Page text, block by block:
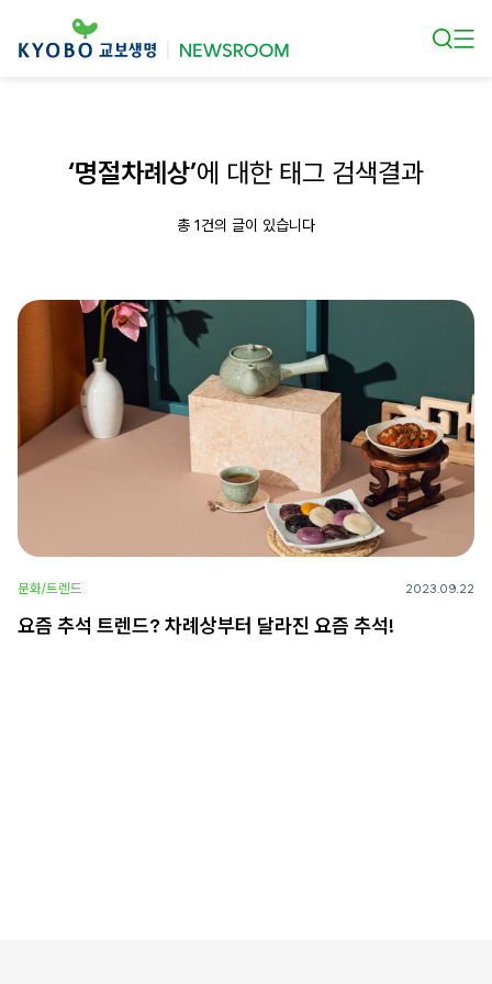
‘명절차례상’에 대한 태그 검색결과
총 1건의 글이 있습니다
문화/트렌드 2023.09.22
요즘 추석 트렌드? 차례상부터 달라진 요즘 추석!